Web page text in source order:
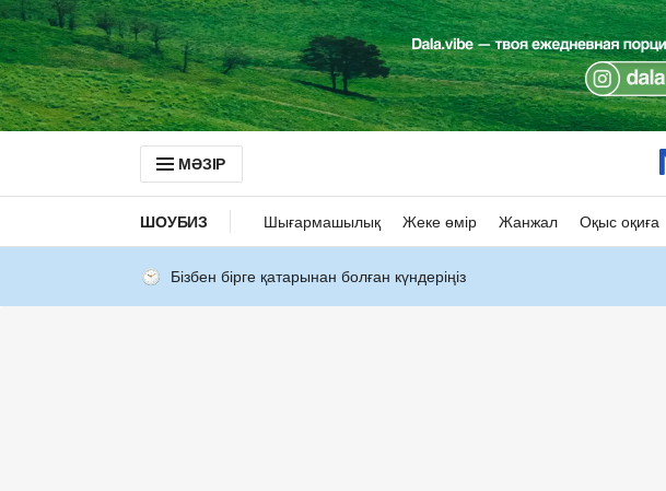
МӘЗІР
ШОУБИЗ Шығармашылық Жеке өмір Жанжал Оқыс оқиға
Бізбен бірге қатарынан болған күндеріңіз